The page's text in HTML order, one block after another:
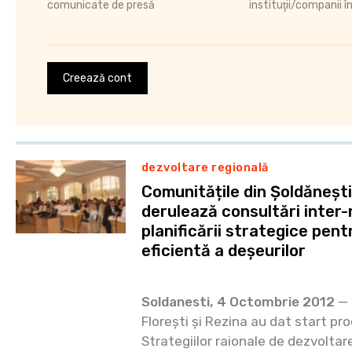
comunicate de presă instituţii/companii
Creează cont
dezvoltare regională
Comunitățile din
derulează consultări inter-
planificării strategice
eficientă a deșeurilor
Soldanesti, 4 Octombrie 2012 —
Florești și Rezina au dat start
Strategiilor raionale de